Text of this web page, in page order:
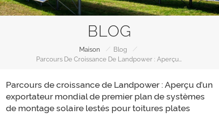
BLOG
Maison / Blog
/
Parcours de croissance de Landpower : Aperçu d’un
exportateur mondial de premier plan de systèmes
de montage solaire lestés pour toitures plates